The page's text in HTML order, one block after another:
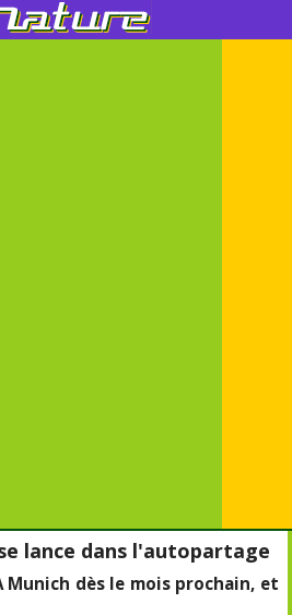
lance dans l'autopartage
Munich dès le mois prochain, et